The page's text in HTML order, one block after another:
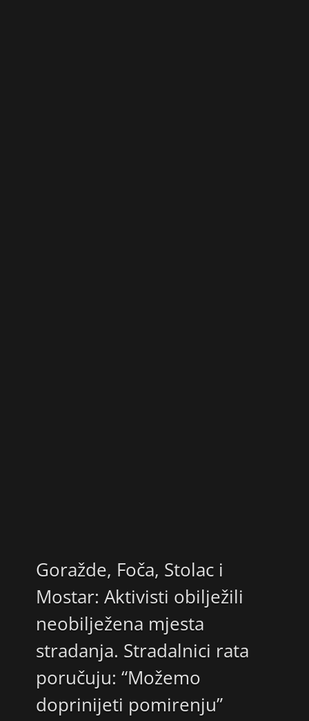
Goražde, Foča, Stolac i
Mostar: Aktivisti obilježili
neobilježena mjesta
stradanja. Stradalnici rata
poručuju: “Možemo
doprinijeti pomirenju”